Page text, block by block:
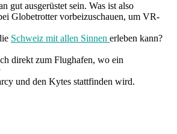
gut ausgerüstet sein. Was ist also
Globetrotter vorbeizuschauen, um VR-
Schweiz mit allen Sinnen erleben kann?
direkt zum Flughafen, wo ein
und den Kytes stattfinden wird.